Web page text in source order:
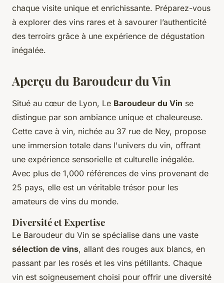
chaque visite unique et enrichissante. Préparez-vous
à explorer des vins rares et à savourer l’authenticité
des terroirs grâce à une expérience de dégustation
inégalée.
Aperçu du Baroudeur du Vin
Situé au cœur de Lyon, Le Baroudeur du Vin se
distingue par son ambiance unique et chaleureuse.
Cette cave à vin, nichée au 37 rue de Ney, propose
une immersion totale dans l'univers du vin, offrant
une expérience sensorielle et culturelle inégalée.
Avec plus de 1,000 références de vins provenant de
25 pays, elle est un véritable trésor pour les
amateurs de vins du monde.
Diversité et Expertise
Le Baroudeur du Vin se spécialise dans une vaste
sélection de vins, allant des rouges aux blancs, en
passant par les rosés et les vins pétillants. Chaque
vin est soigneusement choisi pour offrir une diversité